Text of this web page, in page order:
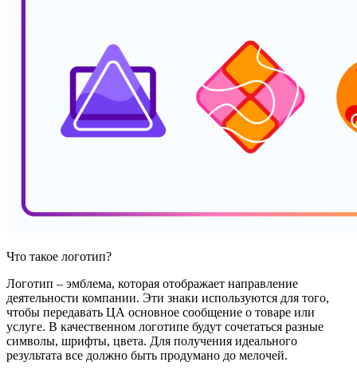
Что такое логотип?
Логотип – эмблема, которая отображает направление
деятельности компании. Эти знаки используются для того,
чтобы передавать ЦА основное сообщение о товаре или
услуге. В качественном логотипе будут сочетаться разные
символы, шрифты, цвета. Для получения идеального
результата все должно быть продумано до мелочей.